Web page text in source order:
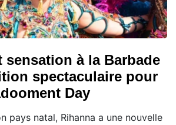
sensation à la Barbade
spectaculaire pour
Day
pays natal, Rihanna a une nouvelle